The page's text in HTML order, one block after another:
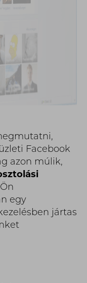
Facebook
azon múlik,
egy
jártas